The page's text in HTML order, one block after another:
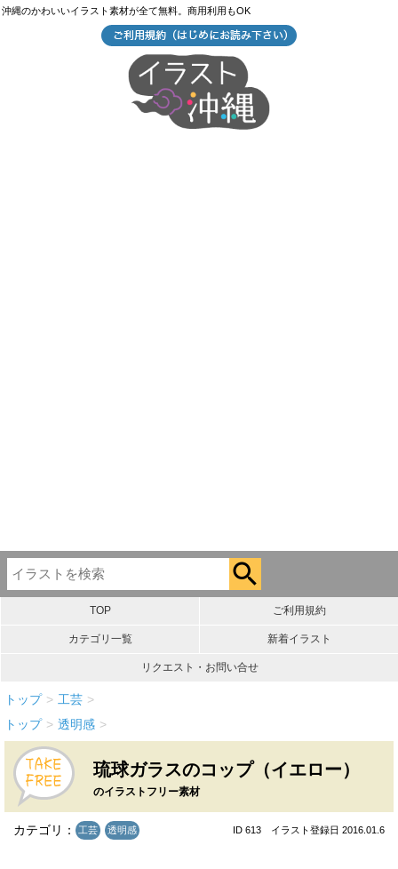
沖縄のかわいいイラスト素材が全て無料。商用利用もOK
TOP ご利用規約
カテゴリ一覧 新着イラスト
リクエスト・お問い合せ
トップ > 工芸 >
トップ > 透明感 >
琉球ガラスのコップ（イエロー）
のイラストフリー素材
カテゴリ： 工芸 透明感 ID 613 イラスト登録日 2016.01.6